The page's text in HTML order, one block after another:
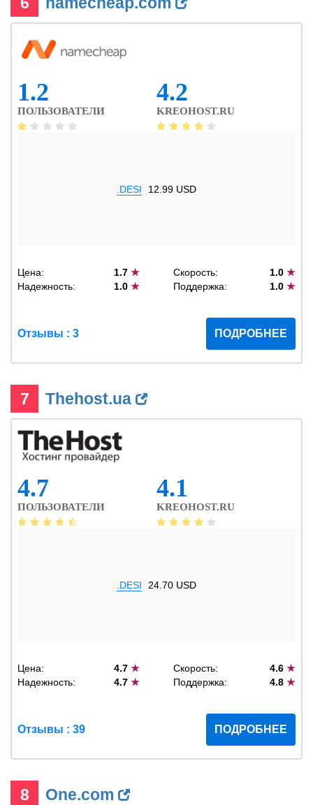
1.2
ПОЛЬЗОВАТЕЛИ
4.2
KREOHOST.RU
.DESI 12.99 USD
Цена: 1.7★ Скорость: 1.0 ★
Надежность:
1.0★ Поддержка: 1.0 ★
Отзывы : 3 ПОДРОБНЕЕ
7 Thehost.ua
4.7
ПОЛЬЗОВАТЕЛИ
4.1
KREOHOST.RU
.DESI 24.70 USD
Цена: 4.7★ Скорость: 4.6 ★
Надежность:
4.7★ Поддержка: 4.8 ★
Отзывы : 39 ПОДРОБНЕЕ
8 One.com